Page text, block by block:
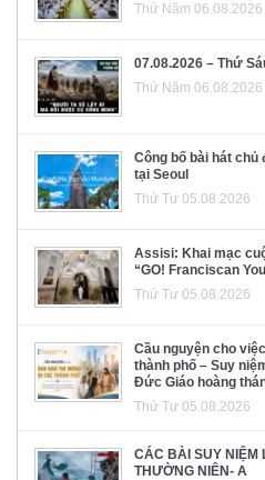
Thứ Năm 06.08.2026
07.08.2026 – Thứ
Thứ Năm 06.08.2026
Công bố bài hát chủ
tại Seoul
Thứ Tư 05.08.2026
Assisi: Khai mạc
“GO! Franciscan
Thứ Tư 05.08.2026
Cầu nguyện cho
thành phố – Suy
Đức Giáo hoàng
Thứ Tư 05.08.2026
CÁC BÀI SUY NIỆM
THƯỜNG NIÊN- A